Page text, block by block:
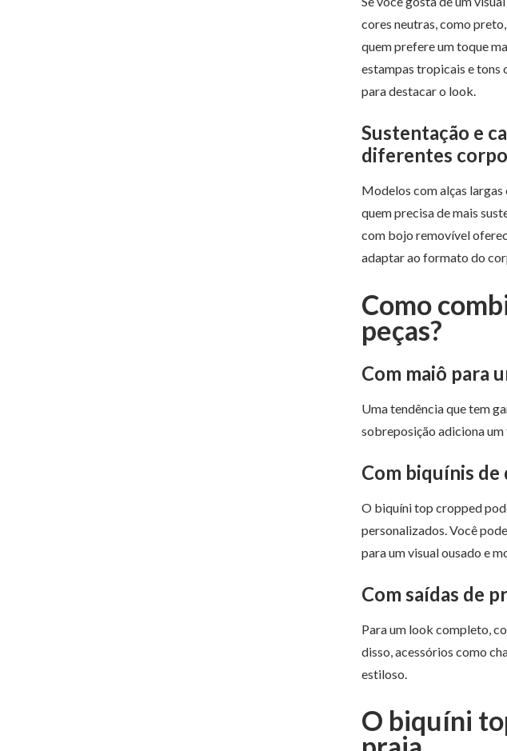
cores neutras, como
quem prefere um toque
estampas tropicais e tons
para destacar o look.
Sustentação e
diferentes
Modelos com alças largas
quem precisa de mais
com bojo removível
adaptar ao formato do
Como
peças?
Com maiô para
Uma tendência que tem
sobreposição adiciona um
Com biquínis
O biquíni top cropped
personalizados. Você
para um visual ousado e
Com saídas de
Para um look completo,
disso, acessórios como
estiloso.
O biquíni